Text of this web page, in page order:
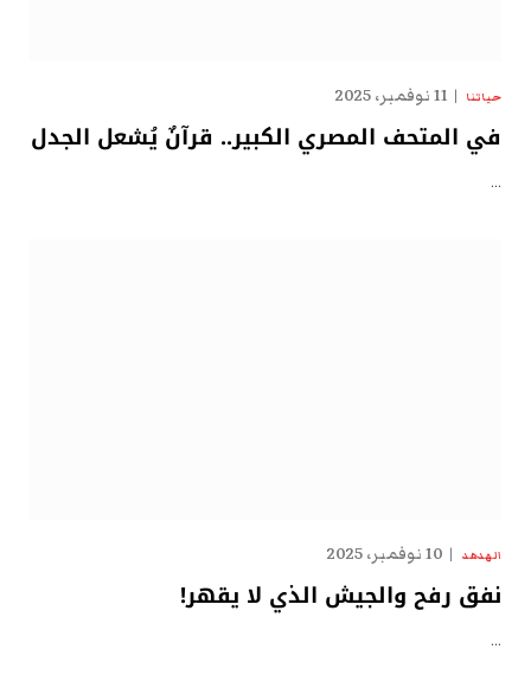
حياتنا 11 نوفمبر، 2025
في المتحف المصري الكبير.. قرآنٌ يُشعل الجدل
…
الهدهد 10 نوفمبر، 2025
نفق رفح والجيش الذي لا يقهر!
…